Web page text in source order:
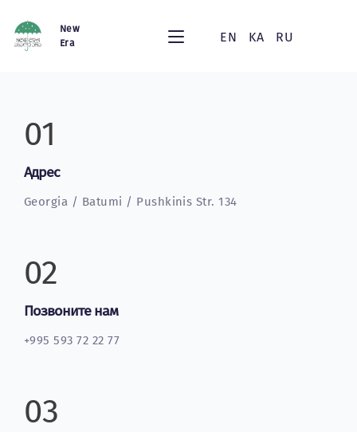
New
Era
EN KA RU
01
Адрес
Georgia / Batumi / Pushkinis Str. 134
02
Позвоните нам
+995 593 72 22 77
03